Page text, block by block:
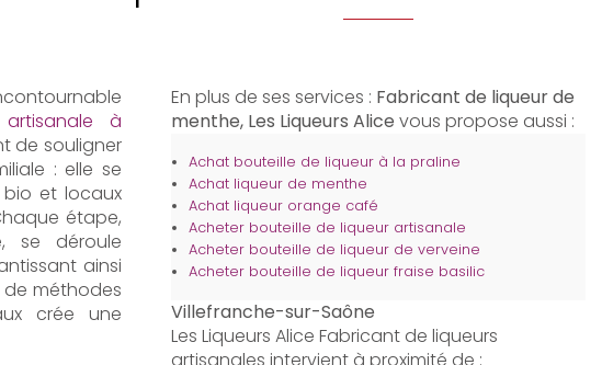
artisanale à
de souligner
: elle se
et locaux
étape,
se déroule
ainsi
méthodes
crée une
En plus de ses services : Fabricant de liqueur de
menthe, Les Liqueurs Alice vous propose aussi :
Achat bouteille de liqueur à la praline
Achat liqueur de menthe
Achat liqueur orange café
Acheter bouteille de liqueur artisanale
Acheter bouteille de liqueur de verveine
Acheter bouteille de liqueur fraise basilic
Villefranche-sur-Saône
Les Liqueurs Alice Fabricant de liqueurs